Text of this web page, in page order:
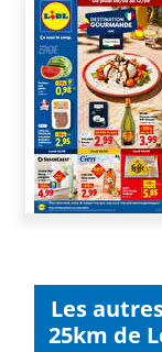
Les
25km de